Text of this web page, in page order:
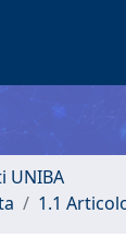
UNIBA
1.1